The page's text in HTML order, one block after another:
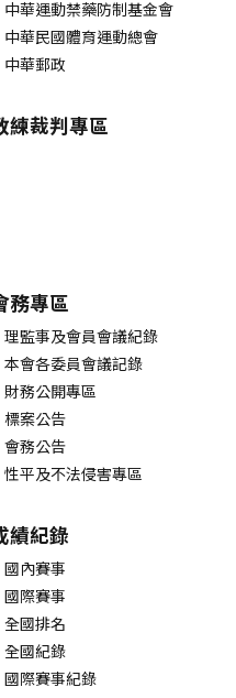
中華運動禁藥防制基金會
中華民國體育運動總會
中華郵政
練裁判專區
務專區
理監事及會員會議紀錄
本會各委員會議記錄
財務公開專區
標案公告
會務公告
性平及不法侵害專區
績紀錄
國內賽事
國際賽事
全國排名
全國紀錄
國際賽事紀錄